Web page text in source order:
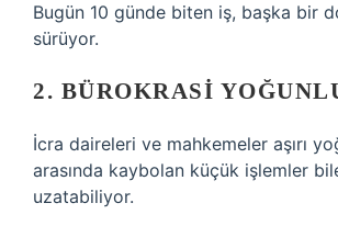
Bugün 10 günde biten iş, başka bir
sürüyor.
2. BÜROKRASI
İcra daireleri ve mahkemeler aşırı
arasında kaybolan küçük işlemler
uzatabiliyor.